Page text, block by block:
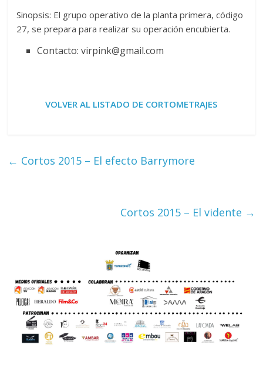
Sinopsis: El grupo operativo de la planta primera, código
27, se prepara para realizar su operación encubierta.
Contacto: virpink@gmail.com
VOLVER AL LISTADO DE CORTOMETRAJES
← Cortos 2015 – El efecto Barrymore
Cortos 2015 – El vidente →